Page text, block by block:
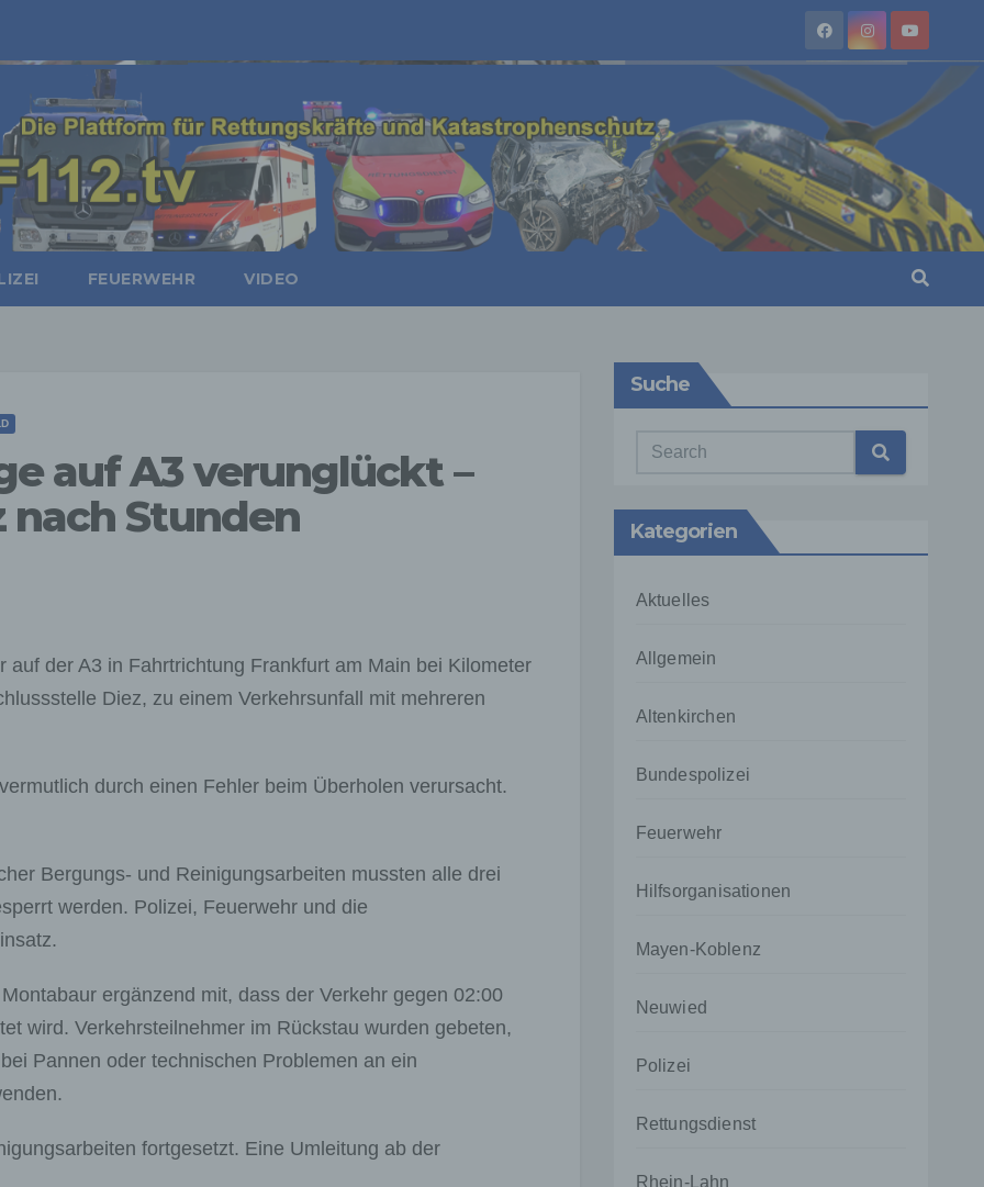
FEUERWEHR VIDEO
auf A3 verunglückt –
nach Stunden
der A3 in Fahrtrichtung Frankfurt am Main bei Kilometer
Diez, zu einem Verkehrsunfall mit mehreren
durch einen Fehler beim Überholen verursacht.
Bergungs- und Reinigungsarbeiten mussten alle drei
werden. Polizei, Feuerwehr und die
ergänzend mit, dass der Verkehr gegen 02:00
wird. Verkehrsteilnehmer im Rückstau wurden gebeten,
Pannen oder technischen Problemen an ein
fortgesetzt. Eine Umleitung ab der
Suche
Kategorien
Aktuelles
Allgemein
Altenkirchen
Bundespolizei
Feuerwehr
Hilfsorganisationen
Mayen-Koblenz
Neuwied
Polizei
Rettungsdienst
Rhein-Lahn